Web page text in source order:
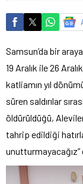
Samsun’da bir
19 Aralık ile 26
katliamın yıl
süren saldırılar
öldürüldüğü,
tahrip edildiği
unutturmayacağız”